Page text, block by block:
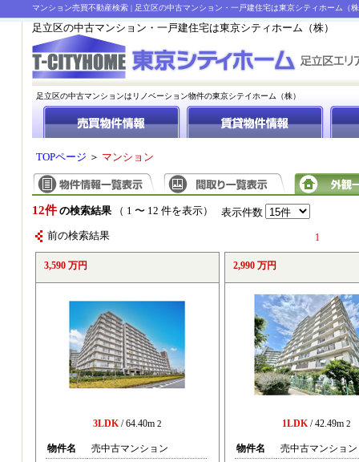
マンション売買不動産検索 | 足立区の中古マンション・一戸建住宅は東京シティホーム（
足立区の中古マンション・一戸建住宅は東京シティホーム（株）
足立区の中古マンションはリノベーション物件の東京シテイホーム（株）
TOPページ ＞ マンション
12件 の検索結果 （ 1 〜 12 件を表示） 表示件数
前の検索結果 1
3,590 万円
3LDK/ 64.40m 2
物件名
売中古マンション
2,990 万円
1LDK/ 42.49m 2
物件名 売中古マンション